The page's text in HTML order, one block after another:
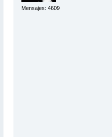
Mensajes: 4609